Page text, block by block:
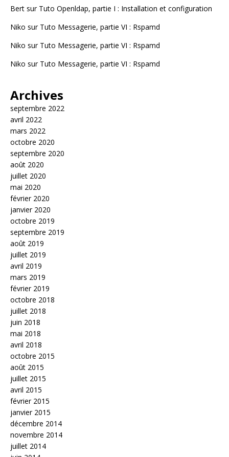
Bert sur Tuto Openldap, partie I : Installation et configuration
Niko sur Tuto Messagerie, partie VI : Rspamd
Niko sur Tuto Messagerie, partie VI : Rspamd
Niko sur Tuto Messagerie, partie VI : Rspamd
Archives
septembre 2022
avril 2022
mars 2022
octobre 2020
septembre 2020
août 2020
juillet 2020
mai 2020
février 2020
janvier 2020
octobre 2019
septembre 2019
août 2019
juillet 2019
avril 2019
mars 2019
février 2019
octobre 2018
juillet 2018
juin 2018
mai 2018
avril 2018
octobre 2015
août 2015
juillet 2015
avril 2015
février 2015
janvier 2015
décembre 2014
novembre 2014
juillet 2014